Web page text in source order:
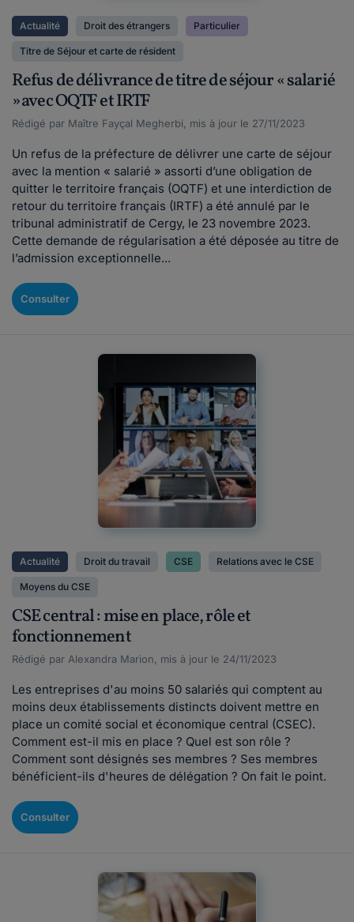
Actualité Droit des étrangers Particulier
Titre de Séjour et carte de résident
Refus de délivrance de titre de séjour « salarié
» avec OQTF et IRTF
Rédigé par Maître Fayçal Megherbi, mis à jour le 27/11/2023
Un refus de la préfecture de délivrer une carte de séjour
avec la mention « salarié » assorti d’une obligation de
quitter le territoire français (OQTF) et une interdiction de
retour du territoire français (IRTF) a été annulé par le
tribunal administratif de Cergy, le 23 novembre 2023.
Cette demande de régularisation a été déposée au titre de
l’admission exceptionnelle...
Consulter
Actualité Droit du travail CSE Relations avec le CSE
Moyens du CSE
CSE central : mise en place, rôle et
fonctionnement
Rédigé par Alexandra Marion, mis à jour le 24/11/2023
Les entreprises d'au moins 50 salariés qui comptent au
moins deux établissements distincts doivent mettre en
place un comité social et économique central (CSEC).
Comment est-il mis en place ? Quel est son rôle ?
Comment sont désignés ses membres ? Ses membres
bénéficient-ils d'heures de délégation ? On fait le point.
Consulter